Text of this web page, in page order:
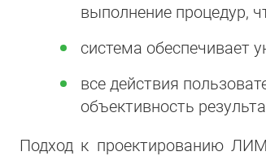
выполнение процедур,
система обеспечивает
все действия
объективность
Подход к проектированию